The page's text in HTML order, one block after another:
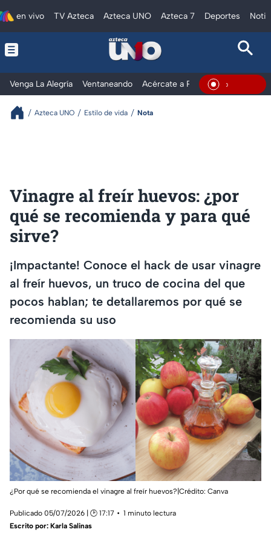
en vivo TV Azteca Azteca UNO Azteca 7 Deportes
Venga La Alegría Ventaneando Acércate a Rocío Al ExtremoEn Vivo
Azteca UNO Estilo de vida Nota
Vinagre al freír huevos: ¿por
qué se recomienda y para qué
sirve?
¡Impactante! Conoce el hack de usar vinagre
al freír huevos, un truco de cocina del que
pocos hablan; te detallaremos por qué se
recomienda su uso
¿Por qué se recomienda el vinagre al freír huevos?|Crédito: Canva
Publicado 05/07/2026 | 🕑 17:17
1 minuto lectura
Escrito por: Karla Salinas